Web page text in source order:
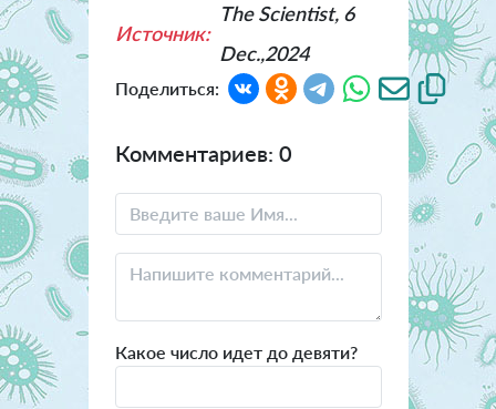
Источник:
The Scientist, 6
Dec.,2024
Поделиться:
Комментариев: 0
Какое число идет до девяти?